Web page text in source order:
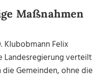
Maßnahmen
Klubobmann Felix
Landesregierung verteilt
Gemeinden, ohne die